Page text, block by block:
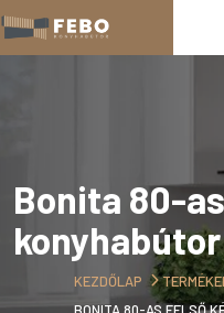
Bonita 80-
KEZDŐLAP
BONITA 80-AS FELSŐ